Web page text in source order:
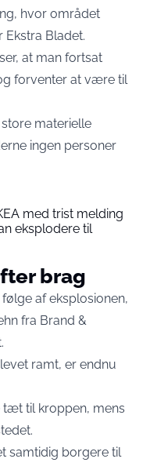
hvor området
Ekstra Bladet.
at man fortsat
forventer at være til
materielle
ingen personer
med trist melding
eksplodere til
brag
af eksplosionen,
fra Brand &
ramt, er endnu
tæt til kroppen, mens
samtidig borgere til